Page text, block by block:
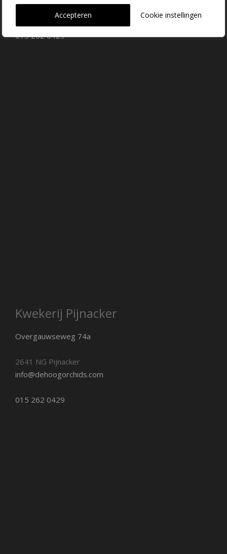
Cookie instellingen
Accepteren
015 262 0429
Kwekerij Pijnacker
Overgauwseweg 74a
2641 NG Pijnacker
info@dehoogorchids.com
015 262 0429